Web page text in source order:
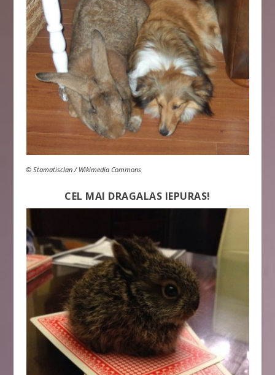
© Stamatisclan / Wikimedia Commons
CEL MAI DRAGALAS IEPURAS!